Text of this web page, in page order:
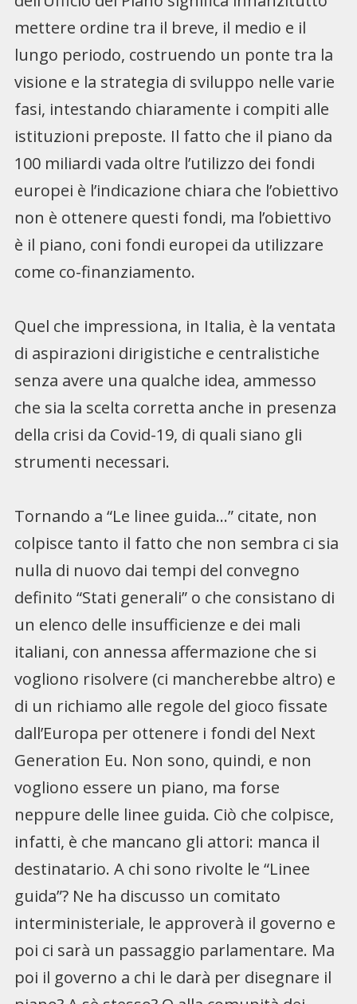
mettere ordine tra il breve, il medio e il
lungo periodo, costruendo un ponte tra la
visione e la strategia di sviluppo nelle varie
fasi, intestando chiaramente i compiti alle
istituzioni preposte. Il fatto che il piano da
100 miliardi vada oltre l’utilizzo dei fondi
europei è l’indicazione chiara che l’obiettivo
non è ottenere questi fondi, ma l’obiettivo
è il piano, coni fondi europei da utilizzare
come co-finanziamento.
Quel che impressiona, in Italia, è la ventata
di aspirazioni dirigistiche e centralistiche
senza avere una qualche idea, ammesso
che sia la scelta corretta anche in presenza
della crisi da Covid-19, di quali siano gli
strumenti necessari.
Tornando a “Le linee guida…” citate, non
colpisce tanto il fatto che non sembra ci sia
nulla di nuovo dai tempi del convegno
definito “Stati generali” o che consistano di
un elenco delle insufficienze e dei mali
italiani, con annessa affermazione che si
vogliono risolvere (ci mancherebbe altro) e
di un richiamo alle regole del gioco fissate
dall’Europa per ottenere i fondi del Next
Generation Eu. Non sono, quindi, e non
vogliono essere un piano, ma forse
neppure delle linee guida. Ciò che colpisce,
infatti, è che mancano gli attori: manca il
destinatario. A chi sono rivolte le “Linee
guida”? Ne ha discusso un comitato
interministeriale, le approverà il governo e
poi ci sarà un passaggio parlamentare. Ma
poi il governo a chi le darà per disegnare il